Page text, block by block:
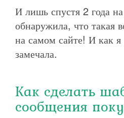
И лишь спустя 2 года
обнаружила, что такая
на самом сайте! И как я
замечала.
Как сделать
сообщения